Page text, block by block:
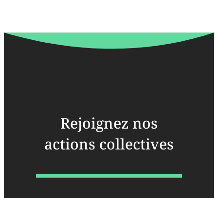
Rejoignez nos
actions collectives